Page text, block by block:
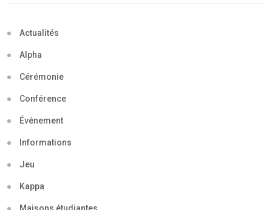
Actualités
Alpha
Cérémonie
Conférence
Événement
Informations
Jeu
Kappa